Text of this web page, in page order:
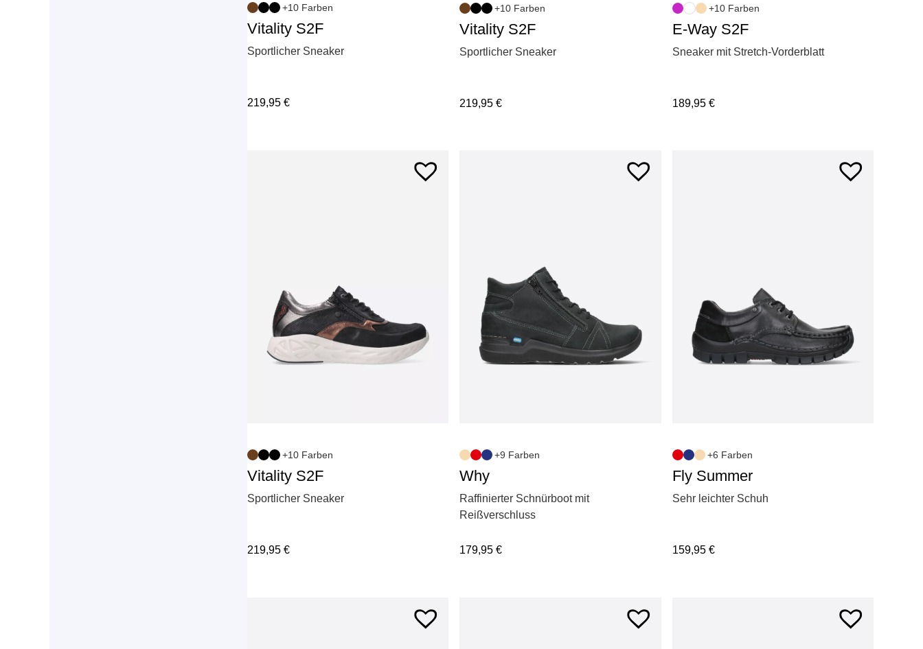
+10 Farben
Vitality S2F
Sportlicher Sneaker
219,95 €
+10 Farben
Vitality S2F
Sportlicher Sneaker
219,95€
+10 Farben
E-Way S2F
Sneaker mit Stretch-Vorderblatt
189,95 €
+10 Farben
Vitality S2F
Sportlicher Sneaker
219,95 €
+9 Farben
Why
Raffinierter Schnürboot mit
Reißverschluss
179,95€
+6 Farben
Fly Summer
Sehr leichter Schuh
159,95 €